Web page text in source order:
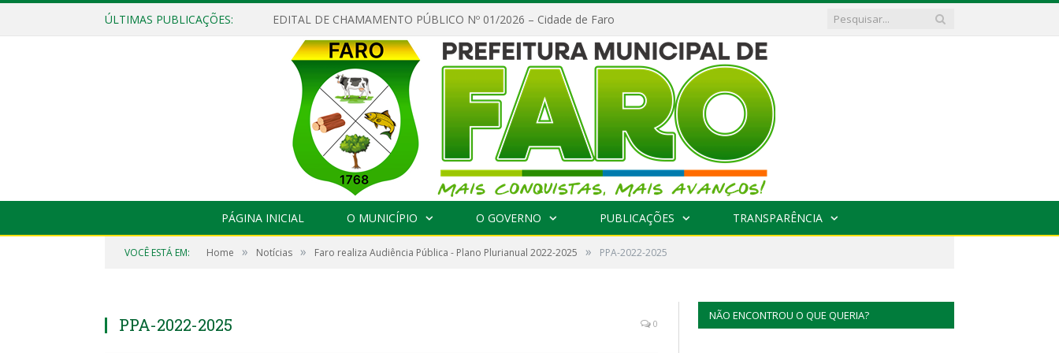
ÚLTIMAS PUBLICAÇÕES: EDITAL DE CHAMAMENTO PÚBLICO Nº 01/2026 – Cidade de Faro
PÁGINA INICIAL O MUNICÍPIO O GOVERNO PUBLICAÇÕES TRANSPARÊNCIA
VOCÊ ESTÁ EM: Home » Notícias » Faro realiza Audiência Pública - Plano Plurianual 2022-2025 » PPA-2022-2025
PPA-2022-2025 0
NÃO ENCONTROU O QUE QUERIA?